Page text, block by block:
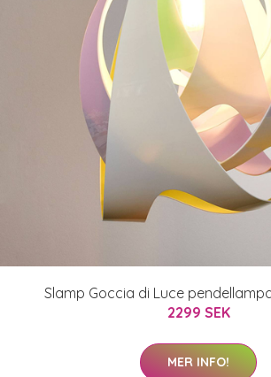
Slamp Goccia di Luce
2299 SEK
MER INFO!